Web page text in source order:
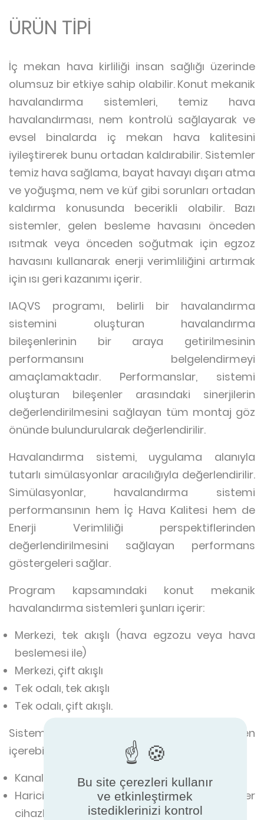
ÜRÜN TİPİ
İç mekan hava kirliliği insan sağlığı üzerinde
olumsuz bir etkiye sahip olabilir. Konut mekanik
havalandırma sistemleri, temiz hava
havalandırması, nem kontrolü sağlayarak ve
evsel binalarda iç mekan hava kalitesini
iyileştirerek bunu ortadan kaldırabilir. Sistemler
temiz hava sağlama, bayat havayı dışarı atma
ve yoğuşma, nem ve küf gibi sorunları ortadan
kaldırma konusunda becerikli olabilir. Bazı
sistemler, gelen besleme havasını önceden
ısıtmak veya önceden soğutmak için egzoz
havasını kullanarak enerji verimliliğini artırmak
için ısı geri kazanımı içerir.
IAQVS programı, belirli bir havalandırma
sistemini oluşturan havalandırma
bileşenlerinin bir araya getirilmesinin
performansını belgelendirmeyi
amaçlamaktadır. Performanslar, sistemi
oluşturan bileşenler arasındaki sinerjilerin
değerlendirilmesini sağlayan tüm montaj göz
önünde bulundurularak değerlendirilir.
Havalandırma sistemi, uygulama alanıyla
tutarlı simülasyonlar aracılığıyla değerlendirilir.
Simülasyonlar, havalandırma sistemi
performansının hem İç Hava Kalitesi hem de
Enerji Verimliliği perspektiflerinden
değerlendirilmesini sağlayan performans
göstergeleri sağlar.
Program kapsamındaki konut mekanik
havalandırma sistemleri şunları içerir:
Merkezi, tek akışlı (hava egzozu veya hava
beslemesi ile)
Merkezi, çift akışlı
Tek odalı, tek akışlı
Tek odalı, çift akışlı.
Sistemler aşağıdakiler gibi bir dizi bileşen
içerebilir:
Kanal bileşenleri
Harici olarak monte edilen hava transfer
cihazları
Bu site çerezleri kullanır
ve etkinleştirmek
istediklerinizi kontrol